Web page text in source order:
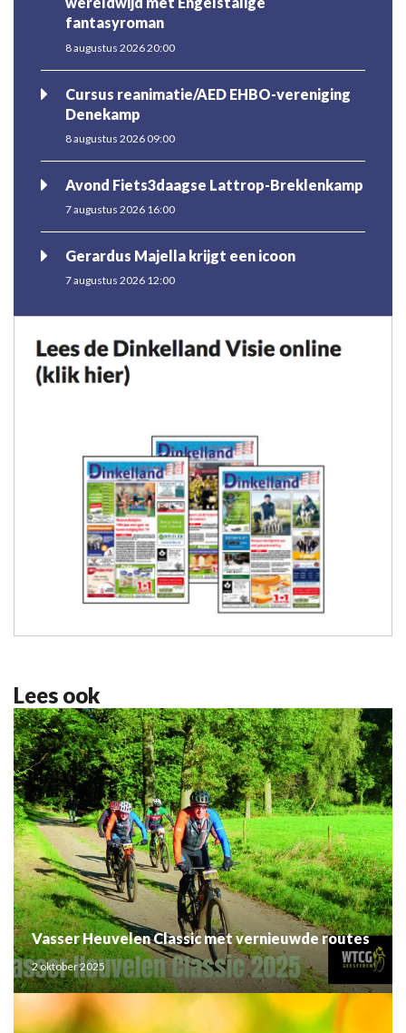
fantasyroman
8 augustus 2026 20:00
Cursus reanimatie/AED EHBO-vereniging
Denekamp
8 augustus 2026 09:00
Avond Fiets3daagse Lattrop-Breklenkamp
7 augustus 2026 16:00
Gerardus Majella krijgt een icoon
7 augustus 2026 12:00
Lees ook
Vasser Heuvelen Classic met vernieuwde routes
2 oktober 2025